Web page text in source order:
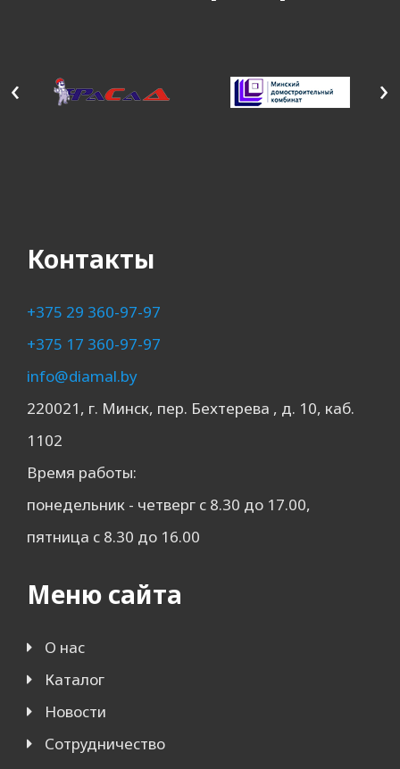
‹ ›
Контакты
+375 29 360-97-97
+375 17 360-97-97
info@diamal.by
220021, г. Минск, пер. Бехтерева , д. 10, каб.
1102
Время работы:
понедельник - четверг с 8.30 до 17.00,
пятница с 8.30 до 16.00
Меню сайта
О нас
Каталог
Новости
Сотрудничество